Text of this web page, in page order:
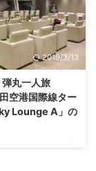
まして、 帰りは
らビジネスクラスに
ドされました。 ◆
→バリ島 KLMオラ
：かなり美味しかっ
プグレード ◆バリ
ル：帰りのフライ
クラスにアップグレ
タアメックスゴー
たおかげで、今回
2019/3/13
丸一人旅
空港国際線ター
Lounge A」の